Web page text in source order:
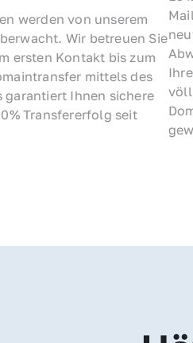
werden von unserem
Wir betreuen Sie
ersten Kontakt bis zum
mittels des
garantiert Ihnen sichere
Transfererfolg seit